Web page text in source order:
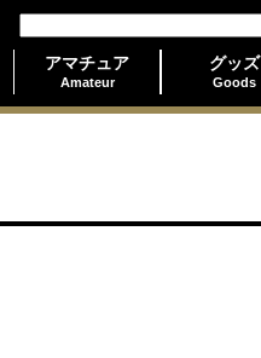
アマチュア
Amateur
グッズ
Goods